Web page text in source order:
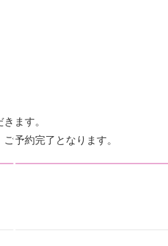
ます。
予約完了となります。